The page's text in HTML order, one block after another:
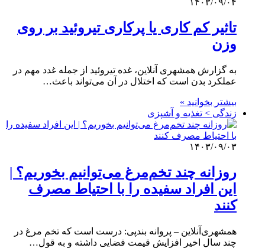
۱۴۰۳/۰۹/۰۴
تاثیر کم کاری یا پرکاری تیروئید بر روی
وزن
به گزارش همشهری آنلاین، غده تیروئید از جمله غدد مهم در
عملکرد بدن است که اختلال در آن می‌تواند باعث…
بیشتر بخوانید »
زندگی > تغذیه و آشپزی
۱۴۰۳/۰۹/۰۳
روزانه چند تخم‌مرغ می‌توانیم بخوریم؟ |
این افراد سفیده را با احتیاط مصرف
کنند
همشهری‌آنلاین – پروانه بندپی: درست است که تخم مرغ در
چند سال اخیر افزایش قیمت فضایی داشته و به قول…